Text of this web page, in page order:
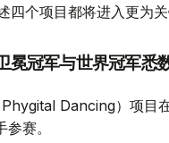
四个项目都将进入更为
冕冠军与世界冠军悉
Dancing）项目
赛。